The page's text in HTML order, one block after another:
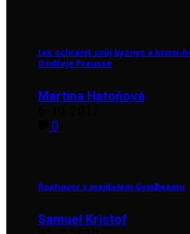
Jak ochránit svůj byznys a know-
Ondřeje Preusse
Martina Hatoňová
0
Rozhovor s majitelem GymBeamu
Samuel Kristof